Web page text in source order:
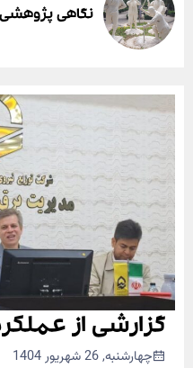
نگاهی
گزارشی از
چهارشنبه, 26 شهریور 1404